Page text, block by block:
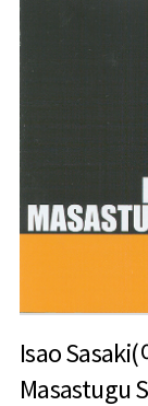
Isao
Masastugu